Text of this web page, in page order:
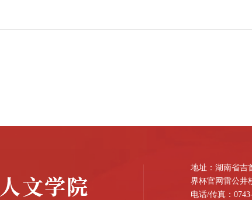
地址：湖南省吉
界杯官网雷公井
电话/传真：